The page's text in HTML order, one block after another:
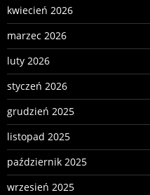
kwiecień 2026
marzec 2026
luty 2026
styczeń 2026
grudzień 2025
listopad 2025
październik 2025
wrzesień 2025